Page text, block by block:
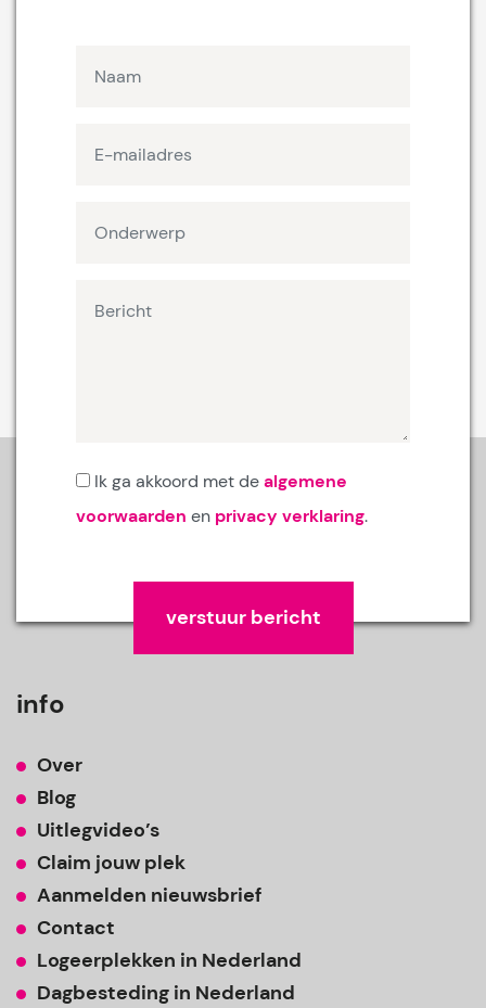
Ik ga akkoord met dealgemene
voorwaarden en privacy verklaring.
info
Over
Blog
Uitlegvideo’s
Claim jouw plek
Aanmelden nieuwsbrief
Contact
Logeerplekken in Nederland
Dagbesteding in Nederland